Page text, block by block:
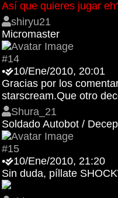
Así que quieres jugar
shiryu21
Micromaster
#14
•
10/Ene/2010, 20:01
Gracias por los
starscream.Que otro
Shura_21
Soldado Autobot /
#15
•
10/Ene/2010, 21:20
Sin duda, píllate